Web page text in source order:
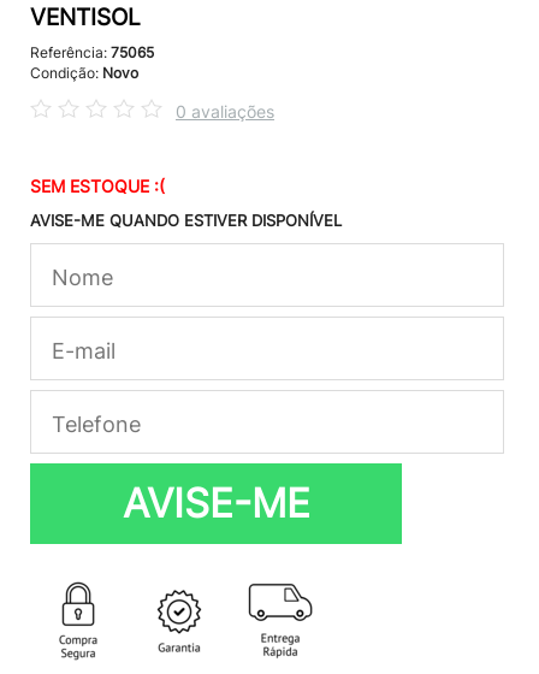
VENTISOL
Referência: 75065
Condição: Novo
0 avaliações
SEM ESTOQUE :(
AVISE-ME QUANDO ESTIVER DISPONÍVEL
AVISE-ME